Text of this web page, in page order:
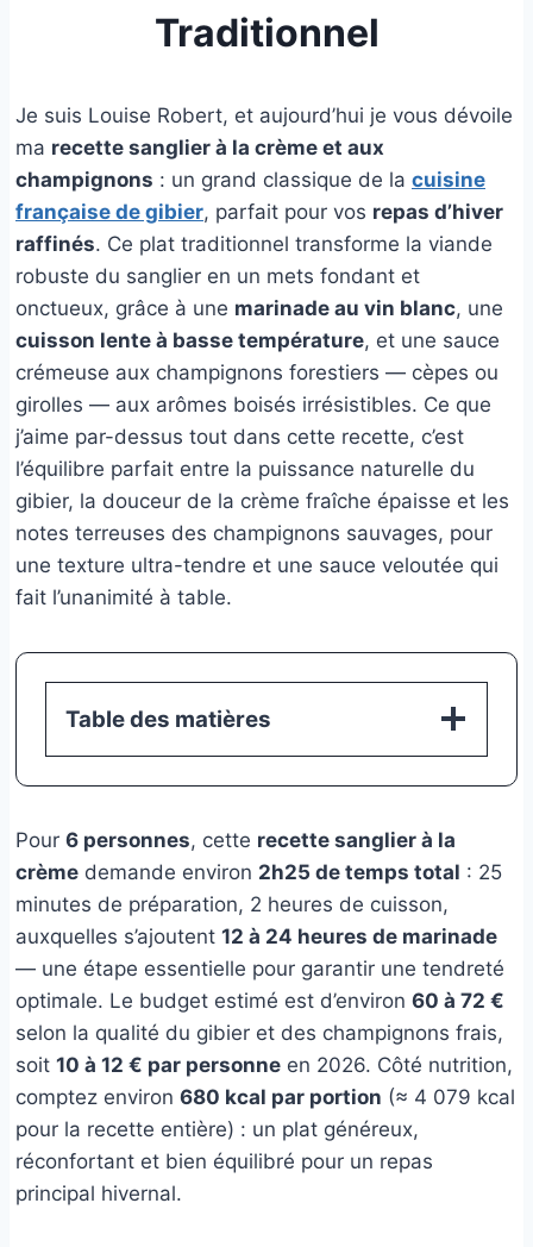
Traditionnel
Je suis Louise Robert, et aujourd’hui je vous dévoile
ma recette sanglier à la crème et aux
champignons : un grand classique de la cuisine
française de gibier, parfait pour vos repas d’hiver
raffinés. Ce plat traditionnel transforme la viande
robuste du sanglier en un mets fondant et
onctueux, grâce à une marinade au vin blanc, une
cuisson lente à basse température, et une sauce
crémeuse aux champignons forestiers — cèpes ou
girolles — aux arômes boisés irrésistibles. Ce que
j’aime par-dessus tout dans cette recette, c’est
l’équilibre parfait entre la puissance naturelle du
gibier, la douceur de la crème fraîche épaisse et les
notes terreuses des champignons sauvages, pour
une texture ultra-tendre et une sauce veloutée qui
fait l’unanimité à table.
Table des matières
Pour 6 personnes, cette recette sanglier à la
crème demande environ 2h25 de temps total : 25
minutes de préparation, 2 heures de cuisson,
auxquelles s’ajoutent 12 à 24 heures de marinade
— une étape essentielle pour garantir une tendreté
optimale. Le budget estimé est d’environ 60 à 72 €
selon la qualité du gibier et des champignons frais,
soit 10 à 12 € par personne en 2026. Côté nutrition,
comptez environ 680 kcal par portion (≈ 4 079 kcal
pour la recette entière) : un plat généreux,
réconfortant et bien équilibré pour un repas
principal hivernal.